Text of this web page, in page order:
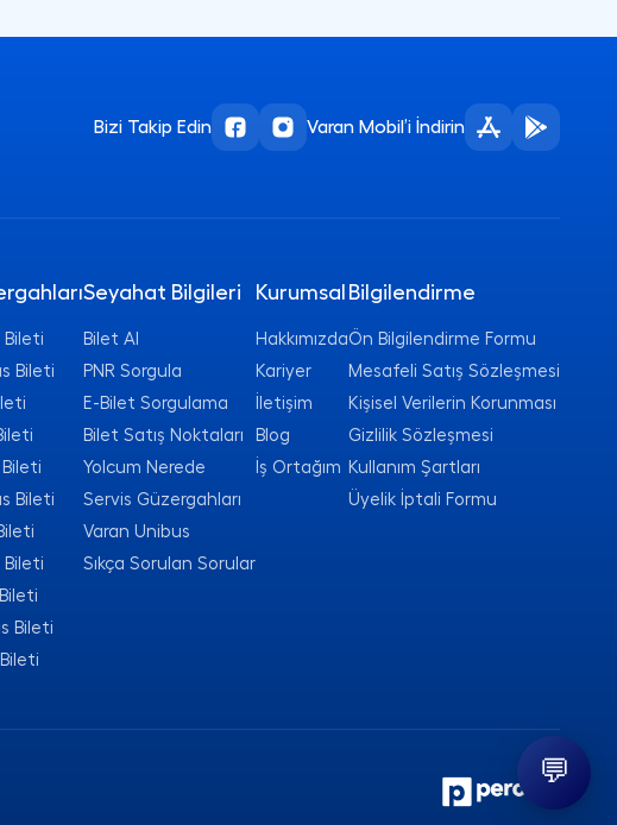
Bizi Takip Edin Varan Mobil’i İndirin
Bileti
Bileti
Bileti
Seyahat Bilgileri
Bilet Al
PNR Sorgula
E-Bilet Sorgulama
Bilet Satış Noktaları
Yolcum Nerede
Servis Güzergahları
Varan Unibus
Sıkça Sorulan Sorular
Kurumsal
Hakkımızda
Kariyer
İletişim
Blog
İş Ortağım
Bilgilendirme
Ön Bilgilendirme Formu
Mesafeli Satış Sözleşmesi
Kişisel Verilerin Korunması
Gizlilik Sözleşmesi
Kullanım Şartları
Üyelik İptali Formu
💬